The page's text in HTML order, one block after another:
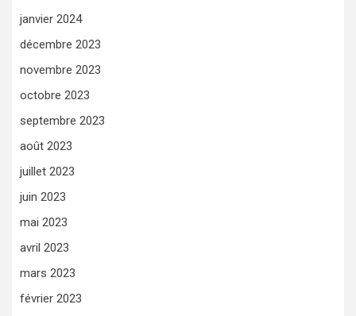
janvier 2024
décembre 2023
novembre 2023
octobre 2023
septembre 2023
août 2023
juillet 2023
juin 2023
mai 2023
avril 2023
mars 2023
février 2023